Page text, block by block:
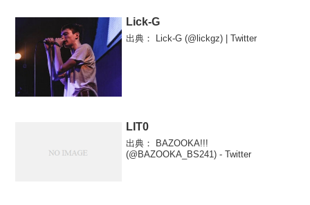
Lick-G
出典： Lick-G (@lickgz) | Twitter
LIT0
出典： BAZOOKA!!!
(@BAZOOKA_BS241) - Twitter